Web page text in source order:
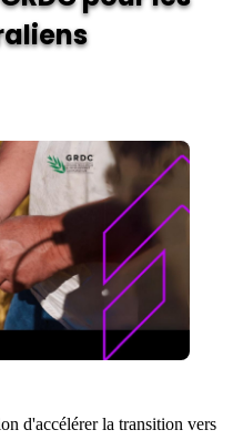
d'accélérer la transition vers